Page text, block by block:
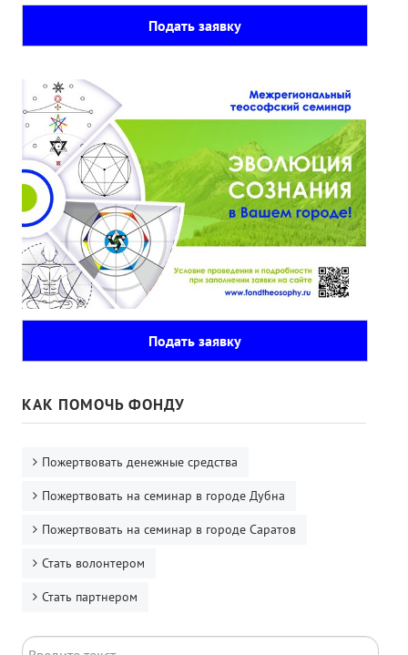
Подать заявку
Подать заявку
КАК ПОМОЧЬ ФОНДУ
Пожертвовать денежные средства
Пожертвовать на семинар в городе Дубна
Пожертвовать на семинар в городе Саратов
Стать волонтером
Стать партнером
Поиск